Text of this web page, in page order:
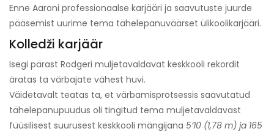
Enne Aaroni professionaalse karjääri ja saavutuste juurde
pääsemist uurime tema tähelepanuväärset ülikoolikarjääri.
Kolledži karjäär
Isegi pärast Rodgeri muljetavaldavat keskkooli rekordit
äratas ta värbajate vähest huvi.
Väidetavalt teatas ta, et värbamisprotsessis saavutatud
tähelepanupuudus oli tingitud tema muljetavaldavast
füüsilisest suurusest keskkooli mängijana 5’10 (1,78 m) ja 165